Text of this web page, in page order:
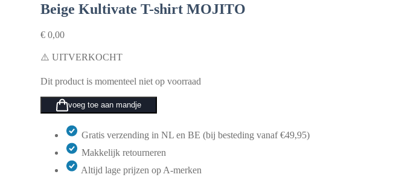
Beige Kultivate T-shirt MOJITO
€0,00
⚠️ UITVERKOCHT
Dit product is momenteel niet op voorraad
voeg toe aan mandje
Gratis verzending in NL en BE (bij besteding vanaf €49,95)
Makkelijk retourneren
Altijd lage prijzen op A-merken